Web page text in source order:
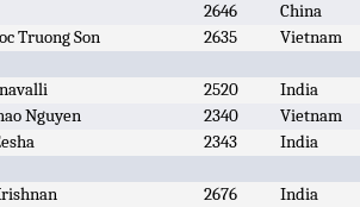
2646
China
Truong Son 2635
Vietnam
2520
India
Nguyen 2340
Vietnam
2343
India
2676
India